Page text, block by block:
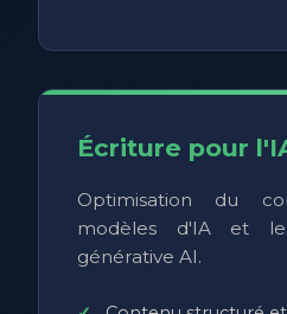
Écriture pour
Optimisation du
modèles d'IA et
générative AI.